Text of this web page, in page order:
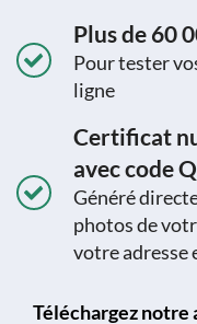
Plus de 60
Pour tester
ligne
Certificat
avec code
Généré
photos de
votre adresse
Téléchargez